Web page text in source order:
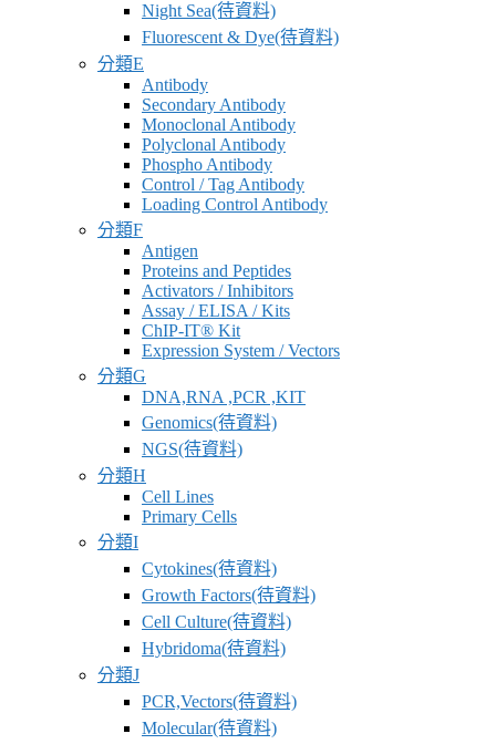
Night Sea(待資料)
Fluorescent & Dye(待資料)
分類E
Antibody
Secondary Antibody
Monoclonal Antibody
Polyclonal Antibody
Phospho Antibody
Control / Tag Antibody
Loading Control Antibody
分類F
Antigen
Proteins and Peptides
Activators / Inhibitors
Assay / ELISA / Kits
ChIP-IT® Kit
Expression System / Vectors
分類G
DNA,RNA ,PCR ,KIT
Genomics(待資料)
NGS(待資料)
分類H
Cell Lines
Primary Cells
分類I
Cytokines(待資料)
Growth Factors(待資料)
Cell Culture(待資料)
Hybridoma(待資料)
分類J
PCR,Vectors(待資料)
Molecular(待資料)